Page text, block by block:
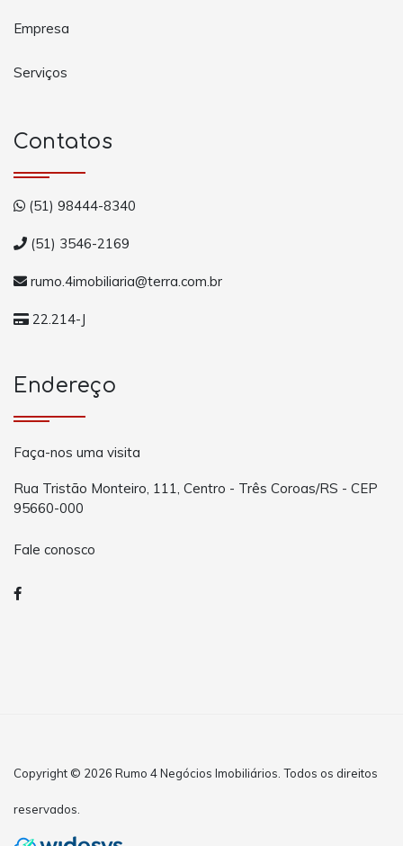
Empresa
Serviços
Contatos
(51) 98444-8340
(51) 3546-2169
rumo.4imobiliaria@terra.com.br
22.214-J
Endereço
Faça-nos uma visita
Rua Tristão Monteiro, 111, Centro - Três Coroas/RS - CEP
95660-000
Fale conosco
Copyright © 2026 Rumo 4 Negócios Imobiliários. Todos os direitos
reservados.